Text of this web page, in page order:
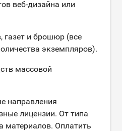
веб-дизайна или
газет и брошюр (все
экземпляров).
массовой
направления
лицензии. От типа
материалов. Оплатить